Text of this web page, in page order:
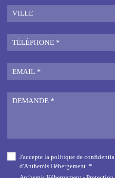
J'accepte la politique de
d'Anthemis Hébergement. *